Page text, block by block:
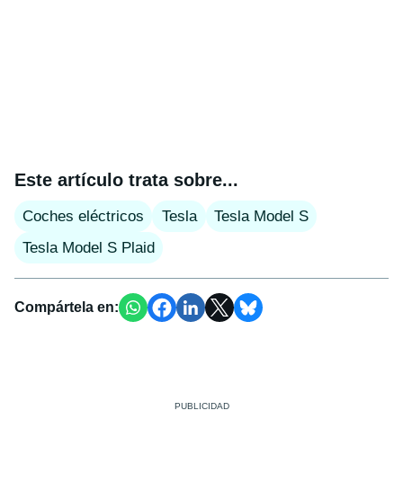
Este artículo trata sobre...
Coches eléctricos Tesla
Tesla Model S
Tesla Model S Plaid
Compártela en: